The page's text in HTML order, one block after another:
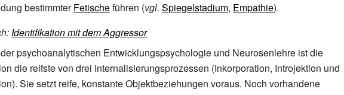
bestimmterFetischeführen (vgl. Spiegelstadium, Empathie).
:Identifikation mit dem Aggressor
psychoanalytischen Entwicklungspsychologie und Neurosenlehre ist die
die reifste von drei Internalisierungsprozessen (Inkorporation, Introjektion und
Sie setzt reife, konstante Objektbeziehungen voraus. Noch vorhandene